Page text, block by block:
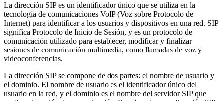
La dirección SIP es un identificador único que se utiliza en la
tecnología de comunicaciones VoIP (Voz sobre Protocolo de
Internet) para identificar a los usuarios y dispositivos en una red. SIP
significa Protocolo de Inicio de Sesión, y es un protocolo de
comunicación utilizado para establecer, modificar y finalizar
sesiones de comunicación multimedia, como llamadas de voz y
videoconferencias.
La dirección SIP se compone de dos partes: el nombre de usuario y
el dominio. El nombre de usuario es el identificador único del
usuario en la red, y el dominio es el nombre del servidor SIP que